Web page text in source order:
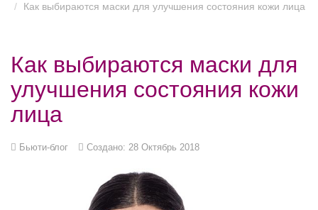
Как выбираются маски для улучшения состояния кожи лица
Как выбираются маски для
улучшения состояния кожи
лица
Бьюти-блог Создано: 28 Октябрь 2018